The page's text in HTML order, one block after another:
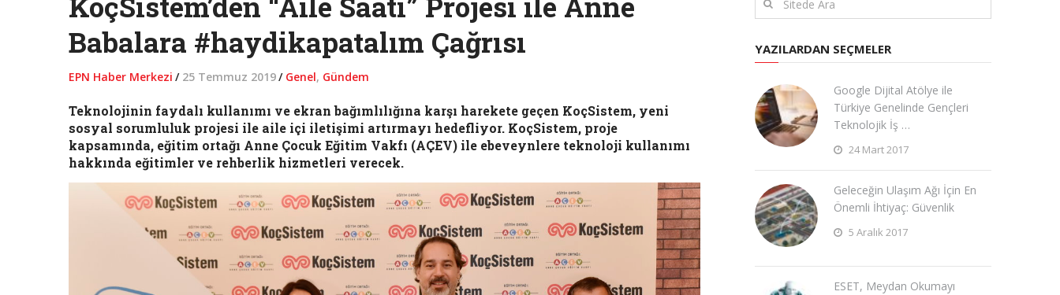
Babalara #haydikapatalım Çağrısı
EPN Haber Merkezi / 25 Temmuz 2019/ Genel, Gündem
Teknolojinin faydalı kullanımı ve ekran bağımlılığına karşı harekete geçen KoçSistem, yeni
sosyal sorumluluk projesi ile aile içi iletişimi artırmayı hedefliyor. KoçSistem, proje
kapsamında, eğitim ortağı Anne Çocuk Eğitim Vakfı (AÇEV) ile ebeveynlere teknoloji kullanımı
hakkında eğitimler ve rehberlik hizmetleri verecek.
YAZILARDAN SEÇMELER
Google Dijital Atölye ile
Türkiye Genelinde Gençleri
Teknolojik İş …
24 Mart 2017
Geleceğin Ulaşım Ağı İçin En
Önemli İhtiyaç: Güvenlik
5 Aralık 2017
ESET, Meydan Okumayı